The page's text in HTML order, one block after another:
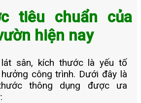
tiêu chuẩn của
hiện nay
sân, kích thước là yếu tố
công trình. Dưới đây là
thông dụng được ưa